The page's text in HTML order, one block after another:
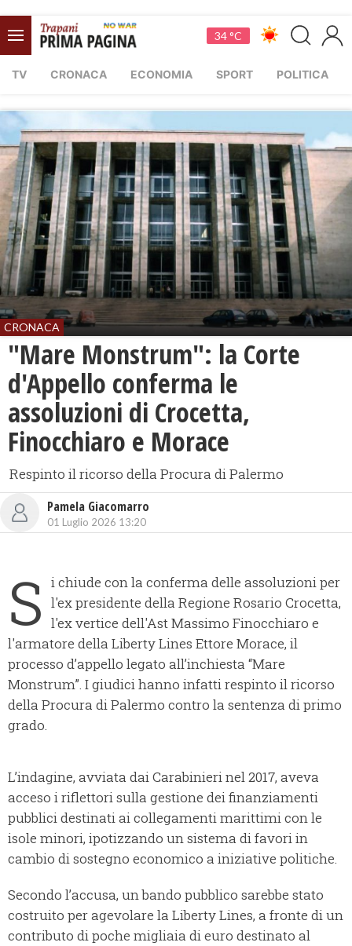
34 °C
TV CRONACA ECONOMIA SPORT POLITICA
CRONACA
"Mare Monstrum": la Corte
d'Appello conferma le
assoluzioni di Crocetta,
Finocchiaro e Morace
Respinto il ricorso della Procura di Palermo
Pamela Giacomarro
01 Luglio 2026 13:20
S i chiude con la conferma delle assoluzioni per
l'ex presidente della Regione Rosario Crocetta,
l'ex vertice dell'Ast Massimo Finocchiaro e
l'armatore della Liberty Lines Ettore Morace, il
processo d’appello legato all’inchiesta “Mare
Monstrum”. I giudici hanno infatti respinto il ricorso
della Procura di Palermo contro la sentenza di primo
grado.
L’indagine, avviata dai Carabinieri nel 2017, aveva
acceso i riflettori sulla gestione dei finanziamenti
pubblici destinati ai collegamenti marittimi con le
isole minori, ipotizzando un sistema di favori in
cambio di sostegno economico a iniziative politiche.
Secondo l’accusa, un bando pubblico sarebbe stato
costruito per agevolare la Liberty Lines, a fronte di un
contributo di poche migliaia di euro destinato al